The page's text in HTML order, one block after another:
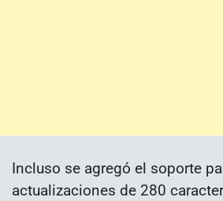
Incluso se agregó el soporte
actualizaciones de 280